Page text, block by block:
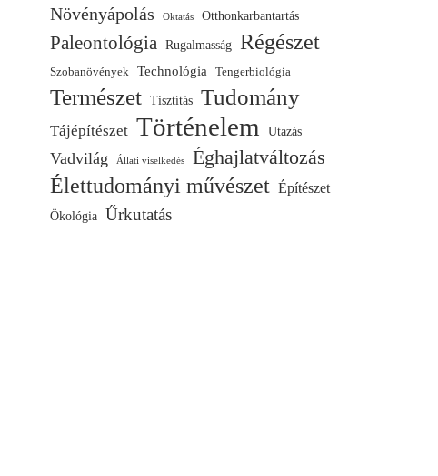
Növényápolás Oktatás Otthonkarbantartás
Paleontológia Rugalmasság Régészet
Szobanövények Technológia Tengerbiológia
Természet Tisztítás Tudomány
Tájépítészet Történelem Utazás
Vadvilág Állati viselkedés Éghajlatváltozás
Élettudományi művészet Építészet
Ökológia Űrkutatás